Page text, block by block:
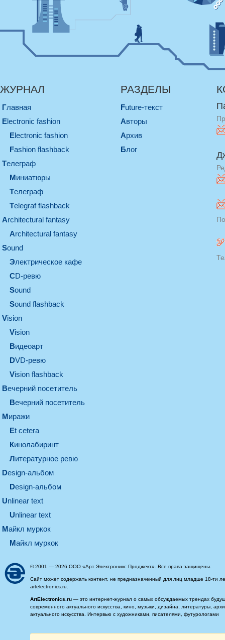
ЖУРНАЛ
Главная
electronic fashion
electronic fashion
Fashion flashback
телеграф
миниатюры
телеграф
Telegraf flashback
architectural fantasy
architectural fantasy
sound
электрическое кафе
CD-ревю
sound
Sound flashback
vision
vision
видеоарт
DVD-ревю
Vision flashback
вечерний посетитель
вечерний посетитель
миражи
et cetera
кинолабиринт
литературное ревю
design-альбом
design-альбом
unlinear text
Unlinear text
майкл муркок
майкл муркок
РАЗДЕЛЫ
Future-текст
Авторы
Архив
Блог
© 2001 — 2026 ООО «Арт Электроникс Проджект». Все права защищены.
Сайт может содержать контент, не предназначенный для лиц младше 18-ти
artelectronics.ru.
ArtElectronics.ru — это интернет-журнал о самых обсуждаемых трендах
современного актуального искусства, кино, музыки, дизайна, литературы,
актуального искусства. Интервью с художниками, писателями, футурологами